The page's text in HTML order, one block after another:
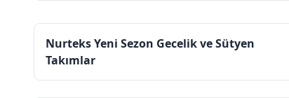
Nurteks Yeni Sezon Gecelik ve Sütyen
Takımlar